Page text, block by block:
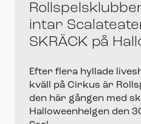
intar
SKRÄCK på
Efter flera hyllade
kväll på Cirkus är
den här gången med
Halloweenhelgen den